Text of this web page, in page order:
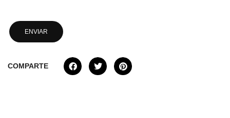
COMPARTE